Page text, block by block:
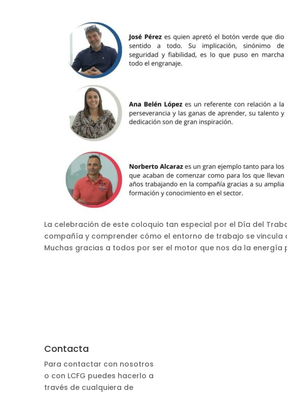
La celebración de este coloquio tan especial por el Día del
compañía y comprender cómo el entorno de trabajo se
Muchas gracias a todos por ser el motor que nos da la energía
Contacta
Para contactar con nosotros
o con LCFG puedes hacerlo a
través de cualquiera de